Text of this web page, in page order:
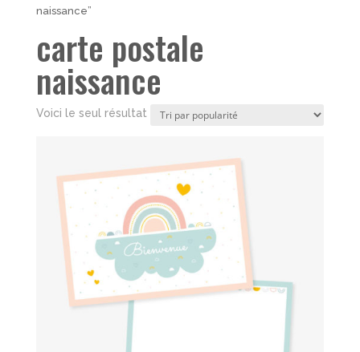
naissance”
carte postale
naissance
Voici le seul résultat